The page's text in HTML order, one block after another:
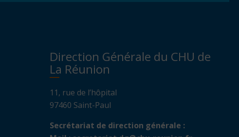
Direction Générale du CHU de
La Réunion
11, rue de l’hôpital
97460 Saint-Paul
Secrétariat de direction générale :